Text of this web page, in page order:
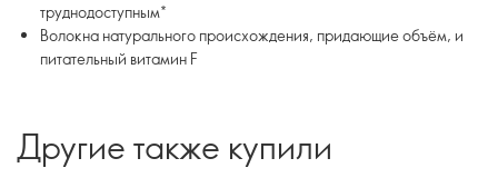
труднодоступным*
Волокна натурального происхождения, придающие объём, и
питательный витамин F
Другие также купили